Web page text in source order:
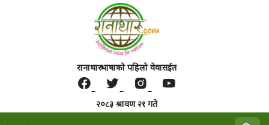
रानाथारु भाषाको पहिलो वेवासईत
२०८३ श्रावण २१ गते